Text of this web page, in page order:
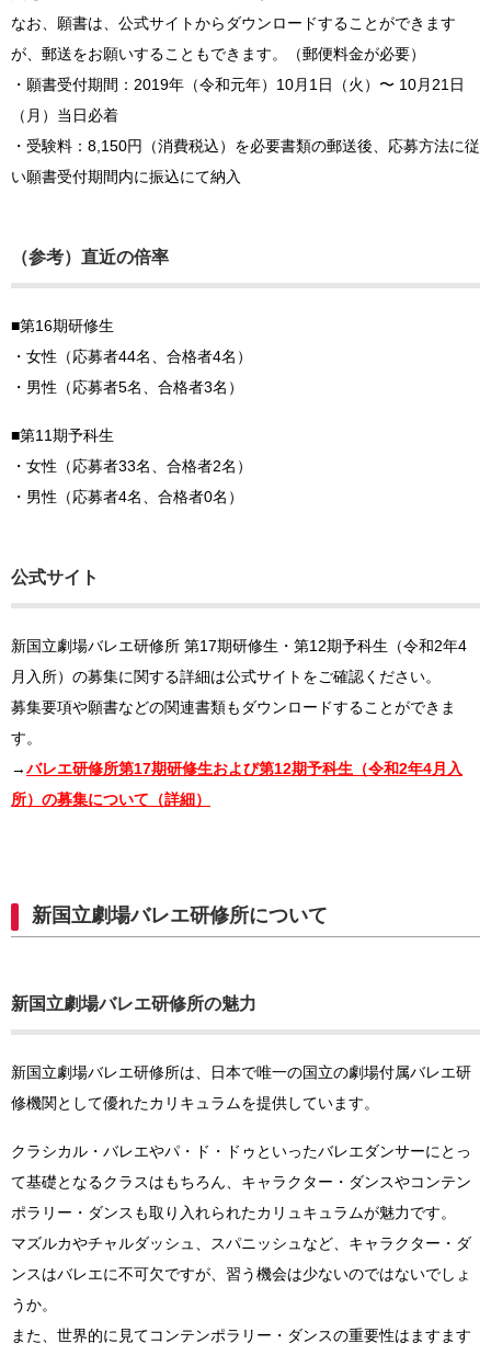
なお、願書は、公式サイトからダウンロードすることができます
が、郵送をお願いすることもできます。（郵便料金が必要）
・願書受付期間：2019年（令和元年）10⽉1⽇（火）〜 10⽉21⽇
（月）当⽇必着
・受験料：8,150円（消費税込）を必要書類の郵送後、応募方法に従
い願書受付期間内に振込にて納入
（参考）直近の倍率
■第16期研修生
・女性（応募者44名、合格者4名）
・男性（応募者5名、合格者3名）
■第11期予科生
・女性（応募者33名、合格者2名）
・男性（応募者4名、合格者0名）
公式サイト
新国立劇場バレエ研修所 第17期研修生・第12期予科生（令和2年4
月入所）の募集に関する詳細は公式サイトをご確認ください。
募集要項や願書などの関連書類もダウンロードすることができま
す。
→バレエ研修所第17期研修生および第12期予科生（令和2年4月入
所）の募集について（詳細）
新国立劇場バレエ研修所について
新国立劇場バレエ研修所の魅力
新国立劇場バレエ研修所は、日本で唯一の国立の劇場付属バレエ研
修機関として優れたカリキュラムを提供しています。
クラシカル・バレエやパ・ド・ドゥといったバレエダンサーにとっ
て基礎となるクラスはもちろん、キャラクター・ダンスやコンテン
ポラリー・ダンスも取り入れられたカリュキュラムが魅力です。
マズルカやチャルダッシュ、スパニッシュなど、キャラクター・ダ
ンスはバレエに不可欠ですが、習う機会は少ないのではないでしょ
うか。
また、世界的に見てコンテンポラリー・ダンスの重要性はますます